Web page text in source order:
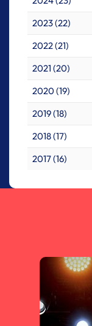
2023 (22)
2022 (21)
2021 (20)
2020 (19)
2019 (18)
2018 (17)
2017 (16)